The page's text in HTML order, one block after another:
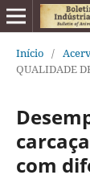
Início /
QUALIDADE
com